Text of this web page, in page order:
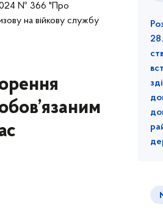
№ 366 "Про
на війкову службу